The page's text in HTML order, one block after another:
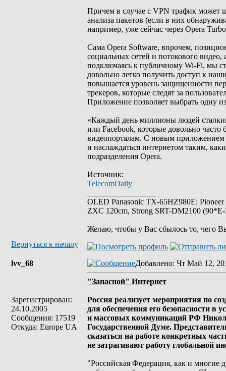
Причем в случае с VPN трафик может
анализа пакетов (если в них
например, уже сейчас через Opera
Сама Opera Software, впрочем,
социальных сетей и потокового
подключаясь к публичному Wi-Fi, мы
довольно легко получить доступ к
повышается уровень защищенности
трекеров, которые следят за
Приложение позволяет выбрать одну
«Каждый день миллионы людей
или Facebook, которые довольно
видеопорталам. С новым
и наслаждаться интернетом таким,
подразделения Opera.
Источник:
TelecomDaily
OLED Panasonic TX-65HZ980E;
ZXC 120cm, Strong SRT-DM2100
Желаю, чтобы у Вас сбылось то, чего
Вернуться к началу
lvv_68
Зарегистрирован:
24.10.2005
Сообщения: 17519
Откуда: Europe UA
Добавлено: Чт Май 12,
"Запасной" Интернет
Россия реализует мероприятия по
для обеспечения его безопасности
и массовых коммуникаций РФ
Государственной Думе.
сказаться на работе конкретных
не затрагивают работу глобальной
"Российская Федерация, как и многие